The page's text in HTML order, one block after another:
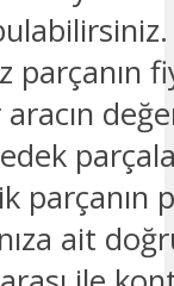
parçanın
parçanın
ait